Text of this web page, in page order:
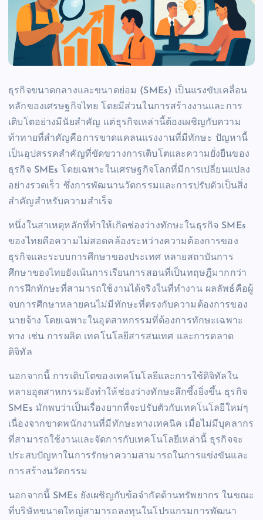
ธุรกิจขนาดกลางและขนาดย่อม (SMEs) เป็นแรงขับเคลื่อน
หลักของเศรษฐกิจไทย โดยมีส่วนในการสร้างงานและการ
เติบโตอย่างมีนัยสำคัญ แต่ธุรกิจเหล่านี้ต้องเผชิญกับความ
ท้าทายที่สำคัญคือการขาดแคลนแรงงานที่มีทักษะ ปัญหานี้
เป็นอุปสรรคสำคัญที่ขัดขวางการเติบโตและความยั่งยืนของ
ธุรกิจ SMEs โดยเฉพาะในเศรษฐกิจโลกที่มีการเปลี่ยนแปลง
อย่างรวดเร็ว ซึ่งการพัฒนานวัตกรรมและการปรับตัวเป็นสิ่ง
สำคัญสำหรับความสำเร็จ
หนึ่งในสาเหตุหลักที่ทำให้เกิดช่องว่างทักษะในธุรกิจ SMEs
ของไทยคือความไม่สอดคล้องระหว่างความต้องการของ
ธุรกิจและระบบการศึกษาของประเทศ หลายสถาบันการ
ศึกษาของไทยยังเน้นการเรียนการสอนที่เป็นทฤษฎีมากกว่า
การฝึกทักษะที่สามารถใช้งานได้จริงในที่ทำงาน ผลลัพธ์คือผู้
จบการศึกษาหลายคนไม่มีทักษะที่ตรงกับความต้องการของ
นายจ้าง โดยเฉพาะในอุตสาหกรรมที่ต้องการทักษะเฉพาะ
ทาง เช่น การผลิต เทคโนโลยีสารสนเทศ และการตลาด
ดิจิทัล
นอกจากนี้ การเติบโตของเทคโนโลยีและการใช้ดิจิทัลใน
หลายอุตสาหกรรมยังทำให้ช่องว่างทักษะลึกซึ้งยิ่งขึ้น ธุรกิจ
SMEs มักพบว่าเป็นเรื่องยากที่จะปรับตัวกับเทคโนโลยีใหม่ๆ
เนื่องจากขาดพนักงานที่มีทักษะทางเทคนิค เมื่อไม่มีบุคลากร
ที่สามารถใช้งานและจัดการกับเทคโนโลยีเหล่านี้ ธุรกิจจะ
ประสบปัญหาในการรักษาความสามารถในการแข่งขันและ
การสร้างนวัตกรรม
นอกจากนี้ SMEs ยังเผชิญกับข้อจำกัดด้านทรัพยากร ในขณะ
ที่บริษัทขนาดใหญ่สามารถลงทุนในโปรแกรมการพัฒนา